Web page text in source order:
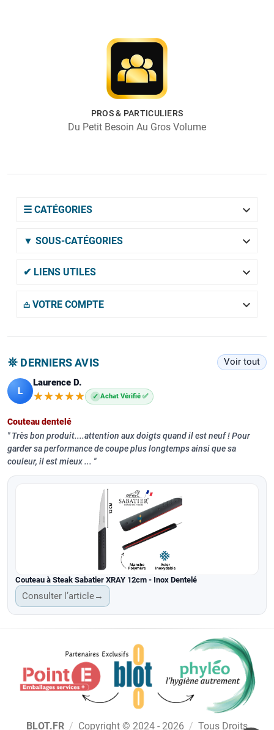
PROS & PARTICULIERS
Du Petit Besoin Au Gros Volume
☰ CATÉGORIES 
▼ SOUS-CATÉGORIES 
✔ LIENS UTILES 
𖡌 VOTRE COMPTE 
𖤓 DERNIERS AVIS Voir tout
L
Laurence D.
★★★★★
★★★★★ ✓ Achat Vérifié ✅
Couteau dentelé
Très bon produit....attention aux doigts quand il est neuf ! Pour
garder sa performance de coupe plus longtemps ainsi que sa
couleur, il est mieux ...
Couteau à Steak Sabatier XRAY 12cm - Inox Dentelé
Consulter l’article→
BLOT.FR / Copyright © 2024 - 2026 / Tous Droits